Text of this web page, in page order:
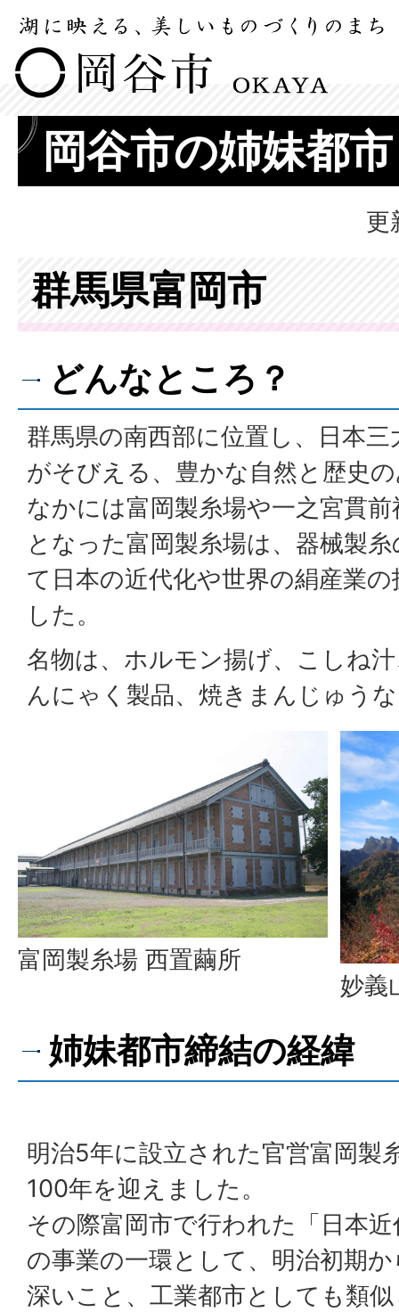
岡谷市の姉妹都市
更
群馬県富岡市
どんなところ？
群馬県の南西部に位置し、日本
がそびえる、豊かな自然と歴史
なかには富岡製糸場や一之宮貫
となった富岡製糸場は、器械製
て日本の近代化や世界の絹産業
した。
名物は、ホルモン揚げ、こしね
んにゃく製品、焼きまんじゅう
富岡製糸場 西置繭所
妙義
姉妹都市締結の経緯
明治5年に設立された官営富岡製
100年を迎えました。
その際富岡市で行われた「日本
の事業の一環として、明治初期
深いこと、工業都市としても類